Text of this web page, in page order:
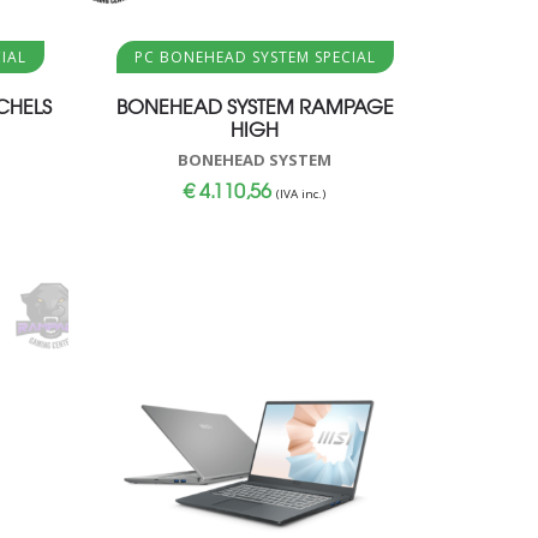
Aggiungi al carrello
PC BONEHEAD SYSTEM SPECIAL
BONEHEAD SYSTEM RAMPAGE
HIGH
BONEHEAD SYSTEM
€4.110,56 (IVA inc.)